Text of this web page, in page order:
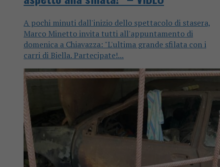
A pochi minuti dall'inizio dello spettacolo di stasera,
Marco Minetto invita tutti all'appuntamento di
domenica a Chiavazza: "L'ultima grande sfilata con i
carri di Biella. Partecipate!...